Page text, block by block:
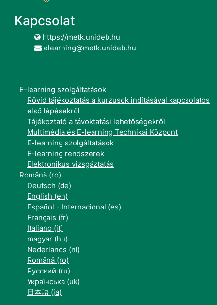
Kapcsolat
https://metk.unideb.hu
elearning@metk.unideb.hu
E-learning szolgáltatások
Rövid tájékoztatás a kurzusok indításával kapcsolatos
első lépésekről
Tájékoztató a távoktatási lehetőségekről
Multimédia és E-learning Technikai Központ
E-learning szolgáltatások
E-learning rendszerek
Elektronikus vizsgáztatás
Română ‎(ro)‎
Deutsch ‎(de)‎
English ‎(en)‎
Español - Internacional ‎(es)‎
Français ‎(fr)‎
Italiano ‎(it)‎
magyar ‎(hu)‎
Nederlands ‎(nl)‎
Română ‎(ro)‎
Русский ‎(ru)‎
Українська ‎(uk)‎
日本語 ‎(ja)‎